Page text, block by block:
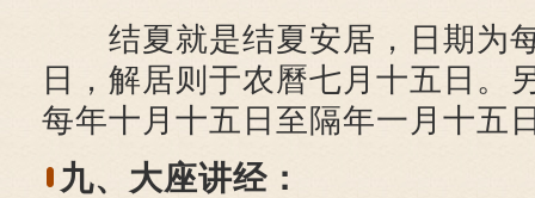
结夏就是结夏安居，日期为
日，解居则于农曆七月十五日。
每年十月十五日至隔年一月十五
九、大座讲经：